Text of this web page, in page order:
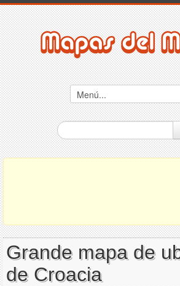
Grande mapa de
de Croacia